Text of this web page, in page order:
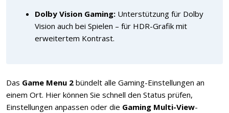
Dolby Vision Gaming: Unterstützung für Dolby
Vision auch bei Spielen – für HDR-Grafik mit
erweitertem Kontrast.
Das Game Menu 2 bündelt alle Gaming-Einstellungen an
einem Ort. Hier können Sie schnell den Status prüfen,
Einstellungen anpassen oder die Gaming Multi-View-